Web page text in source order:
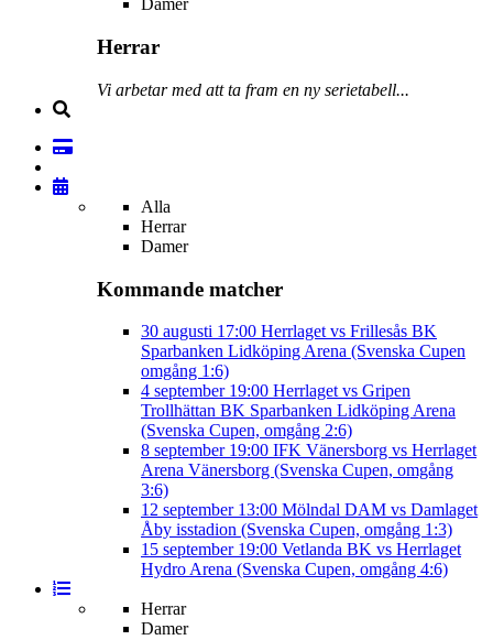
Damer
Herrar
Vi arbetar med att ta fram en ny serietabell...
Alla
Herrar
Damer
Kommande matcher
30 augusti 17:00 Herrlaget vs Frillesås BK
Sparbanken Lidköping Arena (Svenska Cupen
omgång 1:6)
4 september 19:00 Herrlaget vs Gripen
Trollhättan BK Sparbanken Lidköping Arena
(Svenska Cupen, omgång 2:6)
8 september 19:00 IFK Vänersborg vs Herrlaget
Arena Vänersborg (Svenska Cupen, omgång
3:6)
12 september 13:00 Mölndal DAM vs Damlaget
Åby isstadion (Svenska Cupen, omgång 1:3)
15 september 19:00 Vetlanda BK vs Herrlaget
Hydro Arena (Svenska Cupen, omgång 4:6)
Herrar
Damer